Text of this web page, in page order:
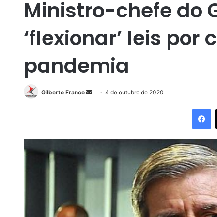
Ministro-chefe do
‘flexionar’ leis
pandemia
Gilberto Franco
M
e
4 de outubro de 2020